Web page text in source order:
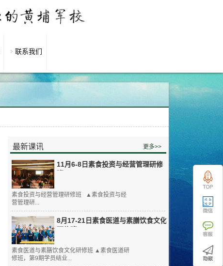
联系我们
最新课讯 更多>>
11月6-8日素食投资与经营管理研修
素食投资与经营管理研修班 ▲素食投资与经
营管理研...
8月17-21日素食医道与素膳饮食文化
研修班
素食医道与素膳饮食文化研修班 ▲素食医道研
修班，第9期学员结业...